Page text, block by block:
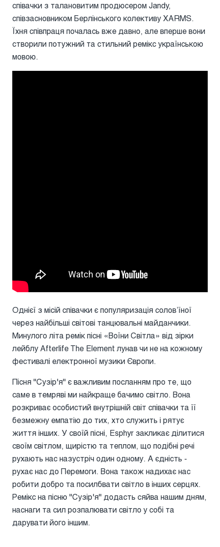
співачки з талановитим продюсером Jandy,
співзасновником Берлінського колективу XARMS.
Їхня співпраця почалась вже давно, але вперше вони
створили потужний та стильний ремікс українською
мовою.
Однієї з місій співачки є популяризація солов’їної
через найбільші світові танцювальні майданчики.
Минулого літа ремік пісні «Воїни Світла» від зірки
лейблу Afterlife The Element лунав чи не на кожному
фестивалі електронної музики Європи.
Пісня "Сузір'я" є важливим посланням про те, що
саме в темряві ми найкраще бачимо світло. Вона
розкриває особистий внутрішній світ співачки та її
безмежну емпатію до тих, хто служить і рятує
життя інших. У своїй пісні, Esphyr закликає ділитися
своїм світлом, щирістю та теплом, що подібні речі
рухають нас назустріч один одному. А єдність -
рухає нас до Перемоги. Вона також надихає нас
робити добро та посилбвати світло в інших серцях.
Ремікс на пісню "Сузір'я" додасть сяйва нашим дням,
наснаги та сил розпалювати світло у собі та
дарувати його іншим.